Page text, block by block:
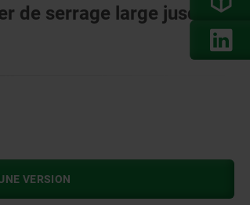
de serrage large jusqu’à
VERSION